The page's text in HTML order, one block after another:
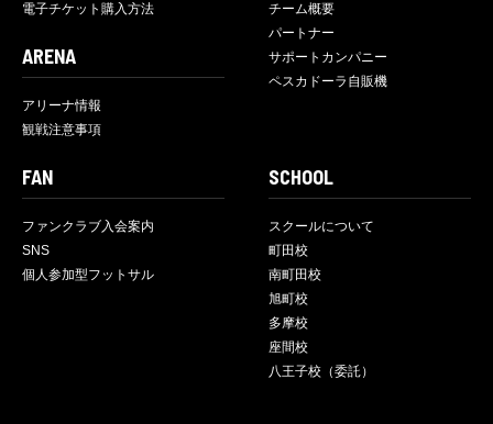
電子チケット購入方法
ARENA
アリーナ情報
観戦注意事項
チーム概要
パートナー
サポートカンパニー
ペスカドーラ自販機
FAN
ファンクラブ入会案内
SNS
個人参加型フットサル
SCHOOL
スクールについて
町田校
南町田校
旭町校
多摩校
座間校
八王子校（委託）